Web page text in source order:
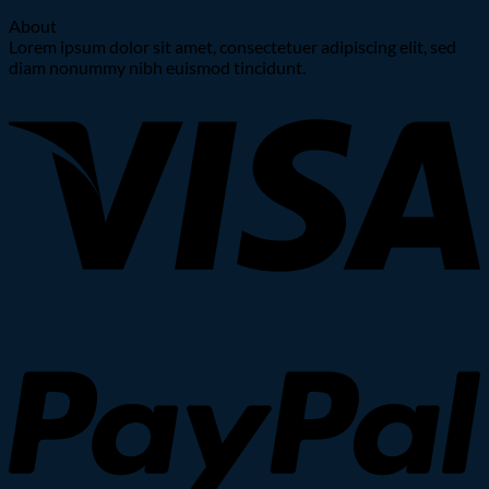
About
Lorem ipsum dolor sit amet, consectetuer adipiscing elit, sed
diam nonummy nibh euismod tincidunt.